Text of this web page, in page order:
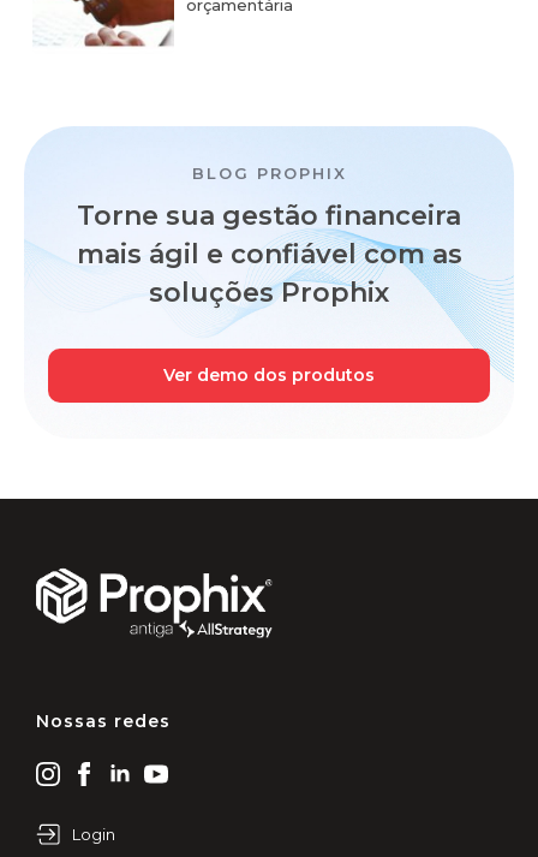
orçamentária
BLOG PROPHIX
Torne sua gestão financeira
mais ágil e confiávelcom as
soluções Prophix
Ver demo dos produtos
Nossas redes
Login